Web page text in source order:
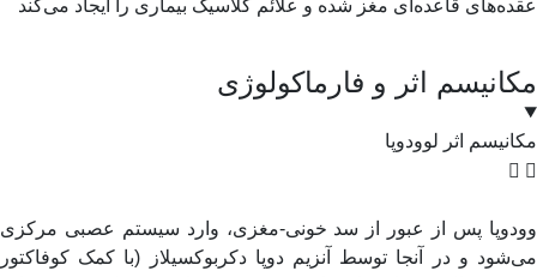
قاعده‌ای مغز شده و علائم کلاسیک بیماری را ایجاد می‌کند
اثر و فارماکولوژی
اثر لوودوپا
پس از عبور از سد خونی-مغزی، وارد سیستم عصبی مرکزی
و در آنجا توسط آنزیم دوپا دکربوکسیلاز (با کمک کوفاکتور